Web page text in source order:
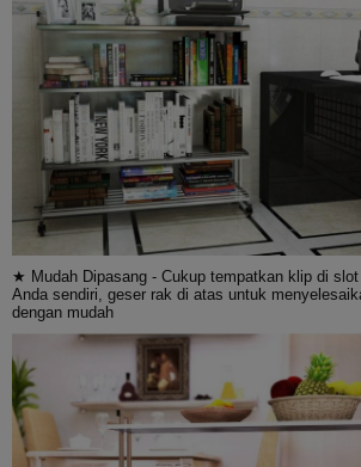
★ Mudah Dipasang - Cukup tempatkan klip di
Anda sendiri, geser rak di atas untuk
dengan mudah